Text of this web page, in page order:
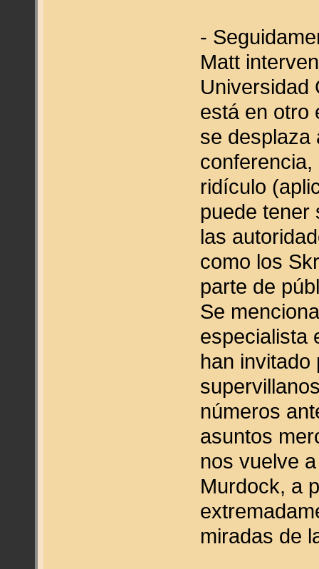
-
Matt
Universidad
está en otro
se desplaza
ridículo
puede tener
las
como los
parte de
Se
especialista
han invitado
números
asuntos
nos vuelve
Murdock, a
miradas de